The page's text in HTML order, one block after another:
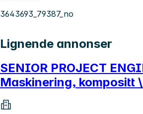
3643693_79387_no
Lignende annonser
SENIOR PROJECT
Maskinering, kompositt